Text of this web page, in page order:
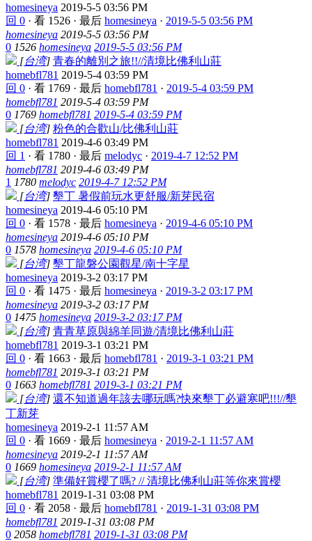
homesineya 2019-5-5 03:56 PM
回 0 · 看 1526 · 最后 homesineya · 2019-5-5 03:56 PM
homesineya 2019-5-5 03:56 PM
0 1526 homesineya 2019-5-5 03:56 PM
[台湾] 青春的離別之旅!!//清境比佛利山莊
homebfl781 2019-5-4 03:59 PM
回 0 · 看 1769 · 最后 homebfl781 · 2019-5-4 03:59 PM
homebfl781 2019-5-4 03:59 PM
0 1769 homebfl781 2019-5-4 03:59 PM
[台湾] 粉色的合歡山/比佛利山莊
homebfl781 2019-4-6 03:49 PM
回 1 · 看 1780 · 最后 melodyc · 2019-4-7 12:52 PM
homebfl781 2019-4-6 03:49 PM
1 1780 melodyc 2019-4-7 12:52 PM
[台湾] 墾丁 暑假前玩水更舒服/新芽民宿
homesineya 2019-4-6 05:10 PM
回 0 · 看 1578 · 最后 homesineya · 2019-4-6 05:10 PM
homesineya 2019-4-6 05:10 PM
0 1578 homesineya 2019-4-6 05:10 PM
[台湾] 墾丁龍磐公園觀星/南十字星
homesineya 2019-3-2 03:17 PM
回 0 · 看 1475 · 最后 homesineya · 2019-3-2 03:17 PM
homesineya 2019-3-2 03:17 PM
0 1475 homesineya 2019-3-2 03:17 PM
[台湾] 青青草原與綿羊同遊/清境比佛利山莊
homebfl781 2019-3-1 03:21 PM
回 0 · 看 1663 · 最后 homebfl781 · 2019-3-1 03:21 PM
homebfl781 2019-3-1 03:21 PM
0 1663 homebfl781 2019-3-1 03:21 PM
[台湾] 還不知道過年該去哪玩嗎?快來墾丁必避寒吧!!!//墾
丁新芽
homesineya 2019-2-1 11:57 AM
回 0 · 看 1669 · 最后 homesineya · 2019-2-1 11:57 AM
homesineya 2019-2-1 11:57 AM
0 1669 homesineya 2019-2-1 11:57 AM
[台湾] 準備好賞櫻了嗎? // 清境比佛利山莊等你來賞櫻
homebfl781 2019-1-31 03:08 PM
回 0 · 看 2058 · 最后 homebfl781 · 2019-1-31 03:08 PM
homebfl781 2019-1-31 03:08 PM
0 2058 homebfl781 2019-1-31 03:08 PM